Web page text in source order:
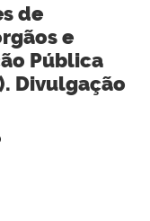
de
e
Pública
Divulgação